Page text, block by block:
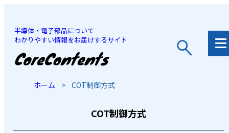
半導体・電子部品について
わかりやすい情報をお届けするサイト
JP
ホーム > COT制御方式
COT制御方式